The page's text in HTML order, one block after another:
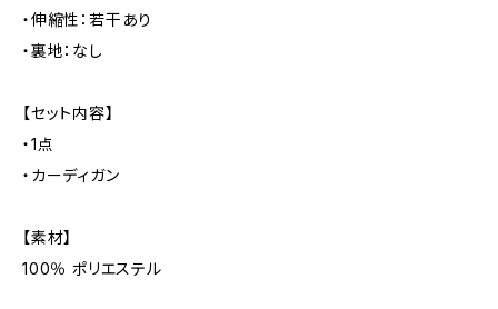
・伸縮性：若干あり
・裏地：なし
【セット内容】
・1点
・カーディガン
【素材】
100％ ポリエステル